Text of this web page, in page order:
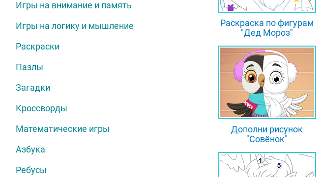
Игры на внимание и память
Игры на логику и мышление
Раскраски
Пазлы
Загадки
Кроссворды
Математические игры
Азбука
Ребусы
Раскраска по фигурам
"Дед Мороз"
Дополни рисунок
"Совёнок"